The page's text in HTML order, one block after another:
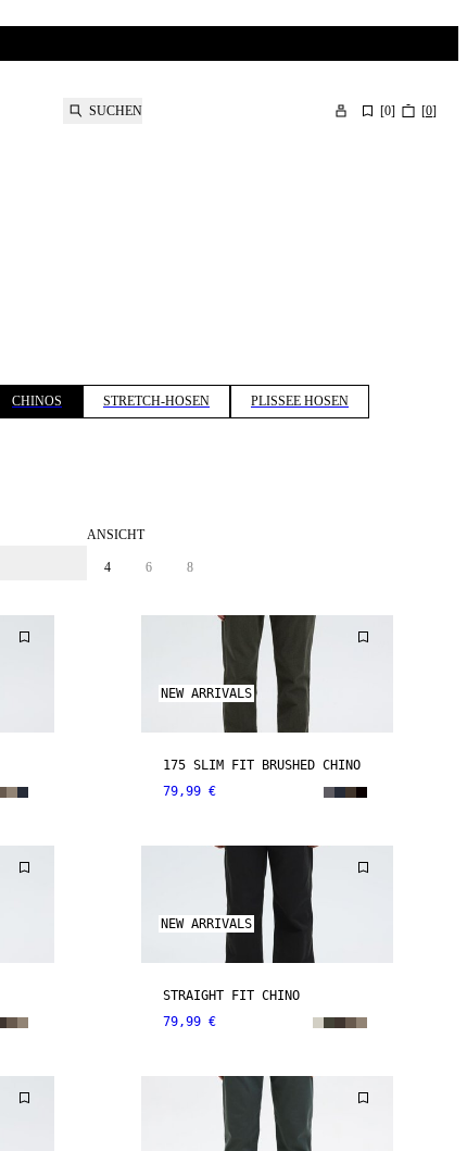
SUCHEN [0] [0]
CHINOS STRETCH-HOSEN PLISSEE HOSEN
ANSICHT
4 6 8
NEW ARRIVALS
175 SLIM FIT BRUSHED CHINO
79,99 €
NEW ARRIVALS
STRAIGHT FIT CHINO
79,99 €